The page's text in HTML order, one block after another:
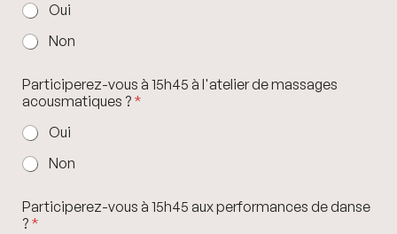
Oui
Non
Participerez-vous à 15h45 à l'atelier de massages
acousmatiques ? *
Oui
Non
Participerez-vous à 15h45 aux performances de danse
? *